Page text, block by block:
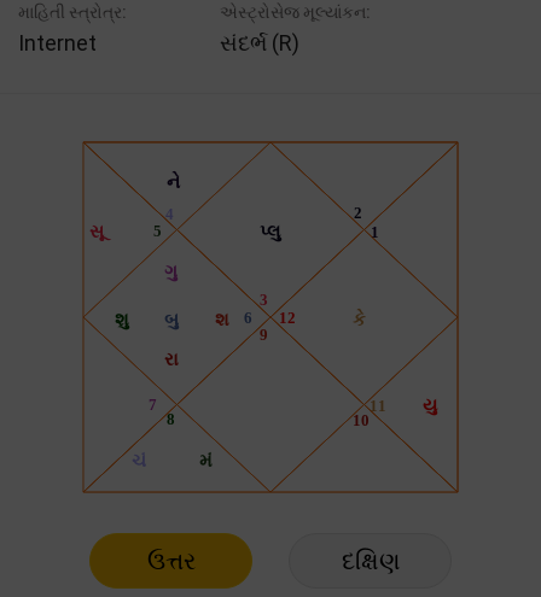
માહિતી સ્ત્રોત્ર:
Internet
એસ્ટ્રોસેજ મૂલ્યાંકન:
સંદર્ભ (R)
ઉત્તર દક્ષિણ